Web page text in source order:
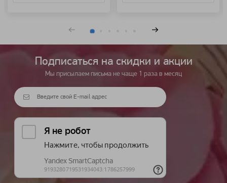
Подписаться на cкидки и акции
Мы присылаем письма не чаще 1 раза в месяц